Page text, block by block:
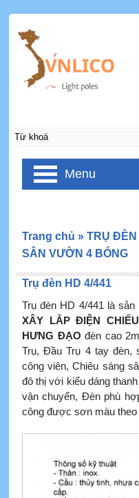
Trụ đèn HD 4/441
Trụ đèn HD 4/441 là sản
XÂY LẮP ĐIỆN
HƯNG ĐẠOđèn cao
Trụ, Đầu Trụ 4 tay đèn,
công viên, Chiêu sáng
đô thị với kiểu dáng
vận chuyển, Đèn phù
công được sơn màu theo
Trang chủ » TRỤ ĐÈN
SÂN VƯỜN 4 BÓNG
Menu